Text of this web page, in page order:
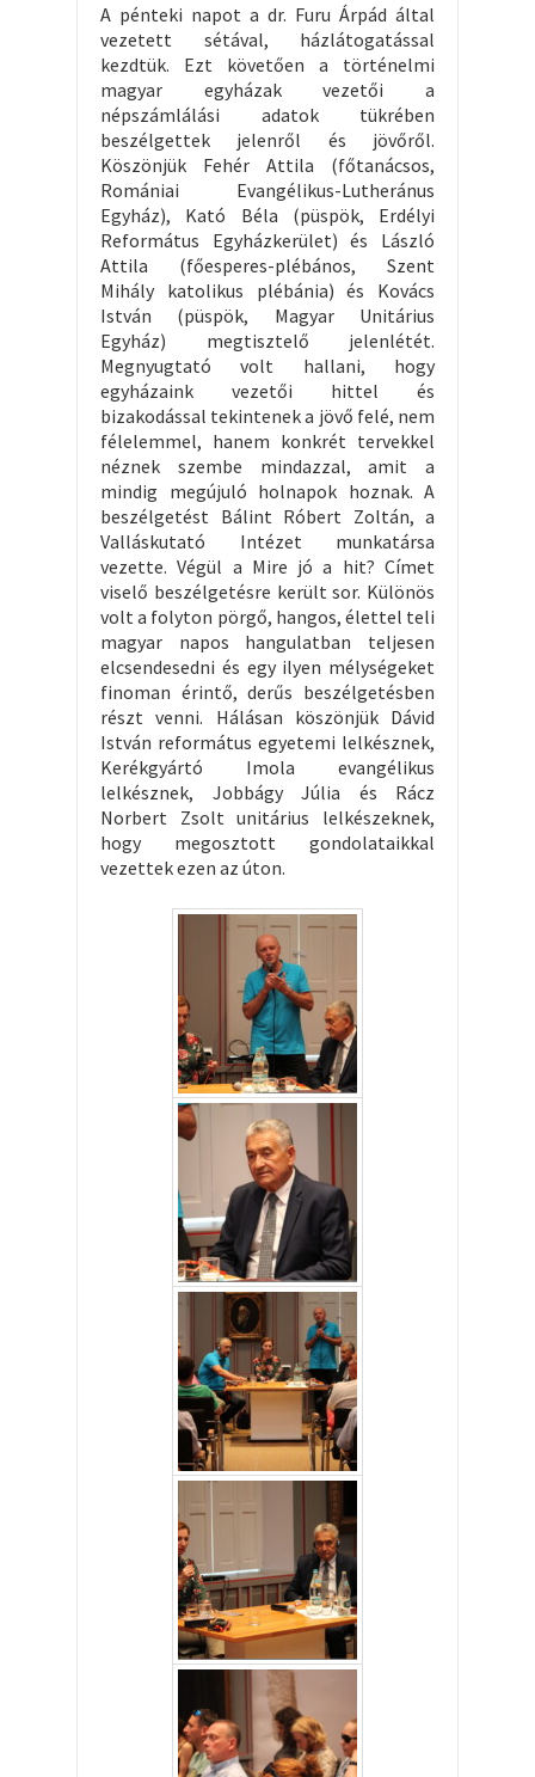
A pénteki napot a dr. Furu Árpád által
vezetett sétával, házlátogatással
kezdtük. Ezt követően a történelmi
magyar egyházak vezetői a
népszámlálási adatok tükrében
beszélgettek jelenről és jövőről.
Köszönjük Fehér Attila (főtanácsos,
Romániai Evangélikus-Lutheránus
Egyház), Kató Béla (püspök, Erdélyi
Református Egyházkerület) és László
Attila (főesperes-plébános, Szent
Mihály katolikus plébánia) és Kovács
István (püspök, Magyar Unitárius
Egyház) megtisztelő jelenlétét.
Megnyugtató volt hallani, hogy
egyházaink vezetői hittel és
bizakodással tekintenek a jövő felé, nem
félelemmel, hanem konkrét tervekkel
néznek szembe mindazzal, amit a
mindig megújuló holnapok hoznak. A
beszélgetést Bálint Róbert Zoltán, a
Valláskutató Intézet munkatársa
vezette. Végül a Mire jó a hit? Címet
viselő beszélgetésre került sor. Különös
volt a folyton pörgő, hangos, élettel teli
magyar napos hangulatban teljesen
elcsendesedni és egy ilyen mélységeket
finoman érintő, derűs beszélgetésben
részt venni. Hálásan köszönjük Dávid
István református egyetemi lelkésznek,
Kerékgyártó Imola evangélikus
lelkésznek, Jobbágy Júlia és Rácz
Norbert Zsolt unitárius lelkészeknek,
hogy megosztott gondolataikkal
vezettek ezen az úton.